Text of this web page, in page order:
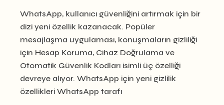
WhatsApp, kullanıcı güvenliğini artırmak için bir
dizi yeni özellik kazanacak. Popüler
mesajlaşma uygulaması, konuşmaların gizliliği
için Hesap Koruma, Cihaz Doğrulama ve
Otomatik Güvenlik Kodları isimli üç özelliği
devreye alıyor. WhatsApp için yeni gizlilik
özellikleri WhatsApp tarafı